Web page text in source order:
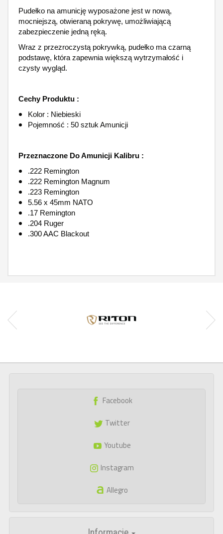
Pudełko na amunicję wyposażone jest w nową,
mocniejszą, otwieraną pokrywę, umożliwiającą
zabezpieczenie jedną ręką.
Wraz z przezroczystą pokrywką, pudełko ma czarną
podstawę, która zapewnia większą wytrzymałość i
czysty wygląd.
Cechy Produktu :
Kolor : Niebieski
Pojemność : 50 sztuk Amunicji
Przeznaczone Do Amunicji Kalibru :
.222 Remington
.222 Remington Magnum
.223 Remington
5.56 x 45mm NATO
.17 Remington
.204 Ruger
.300 AAC Blackout
Facebook
Twitter
Youtube
Instagram
Allegro